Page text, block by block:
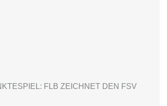
FLB ZEICHNET DEN FSV